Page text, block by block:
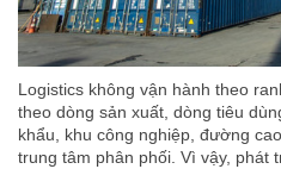
Logistics không vận hành theo
theo dòng sản xuất, dòng tiêu
khẩu, khu công nghiệp, đường
trung tâm phân phối. Vì vậy, phát